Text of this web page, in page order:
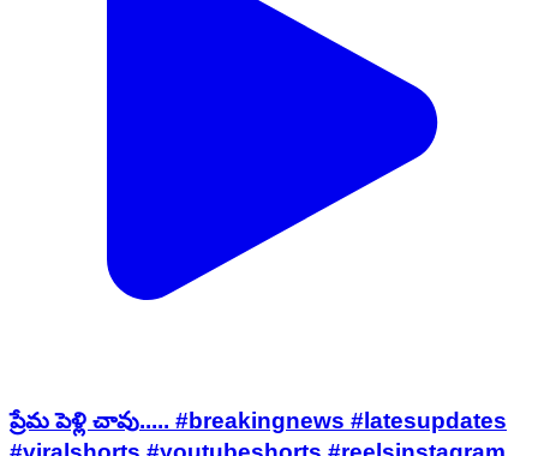
ప్రేమ పెళ్లి చావు..... #breakingnews #latesupdates